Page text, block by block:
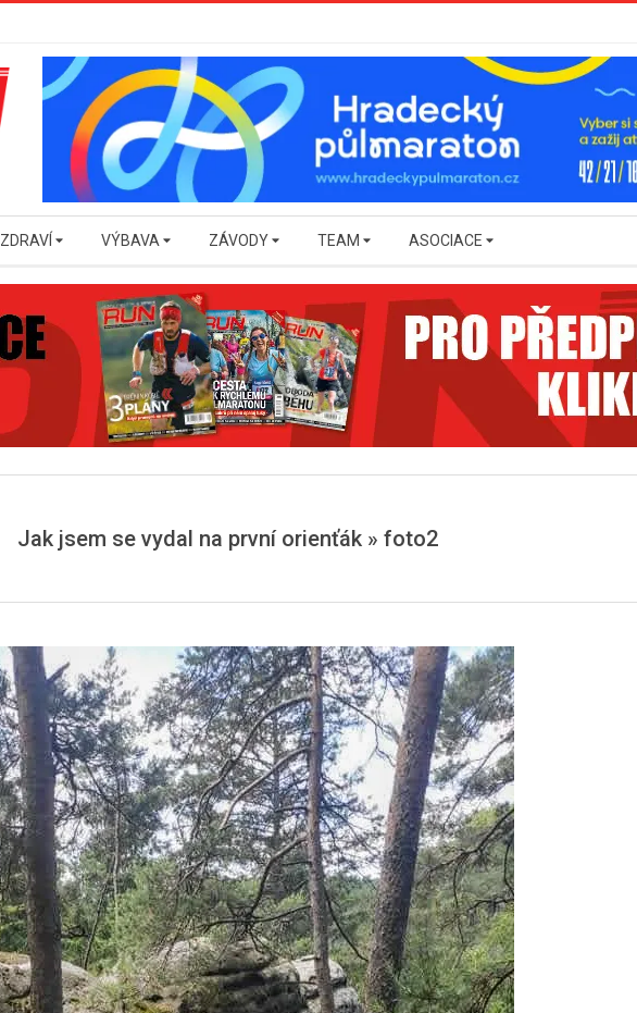
ZDRAVÍ VÝBAVA ZÁVODY TEAM ASOCIACE
Jak jsem se vydal na první orienťák » foto2